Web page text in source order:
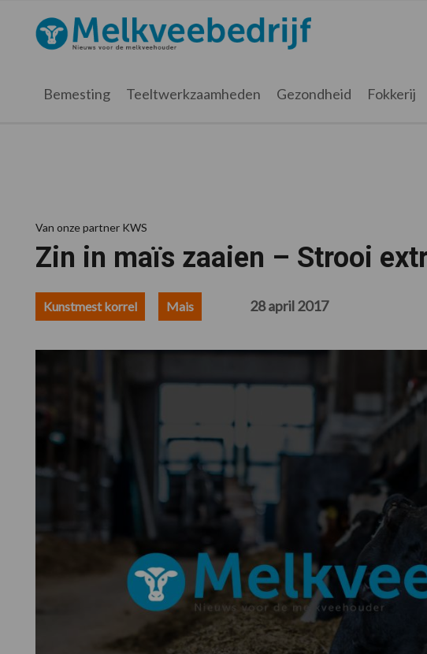
hoofdnavigatie
hoofd
eerste
voettekst
Melkveebedrijf.nl
Bemesting Teeltwerkzaamheden Gezondheid Fokkerij
Van onze partner KWS
Zin in maïs zaaien – Strooi
Kunstmest korrel Mais 28 april 2017